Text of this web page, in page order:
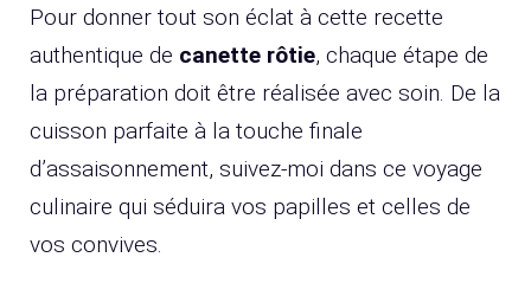
Pour donner tout son éclat à cette recette
authentique de canette rôtie, chaque étape de
la préparation doit être réalisée avec soin. De la
cuisson parfaite à la touche finale
d’assaisonnement, suivez-moi dans ce voyage
culinaire qui séduira vos papilles et celles de
vos convives.